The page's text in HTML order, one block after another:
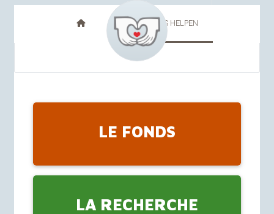
ONS HELPEN
LE FONDS
LA RECHERCHE